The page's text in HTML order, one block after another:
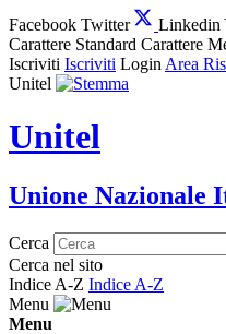
Facebook Twitter Linkedin
Carattere Standard Carattere
Iscriviti Iscriviti Login Area
Unitel
Unitel
Unione Nazionale
Cerca
Cerca nel sito
Indice A-Z Indice A-Z
Menu
Menu